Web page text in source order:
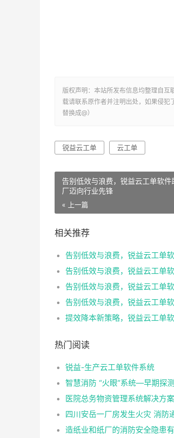
版权声明：本站所发布信息均整理自
载请联系原作者并注明出处，如果侵
替换成@）
锐益云工单 云工单
告别低效与浪费，锐益云工单软
厂迈向行业先锋
« 上一篇
相关推荐
热门阅读
锐益-生产云工单软件系统